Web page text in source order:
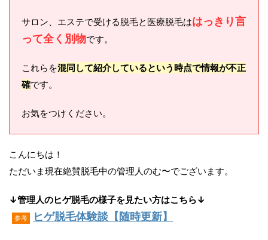
サロン、エステで受ける脱毛と医療脱毛ははっきり言
って全く別物です。
これらを混同して紹介しているという時点で情報が不正
確です。
お気をつけください。
こんにちは！
ただいま現在絶賛脱毛中の管理人のむ〜でございます。
↓管理人のヒゲ脱毛の様子を見たい方はこちら↓
参考 ヒゲ脱毛体験談【随時更新】